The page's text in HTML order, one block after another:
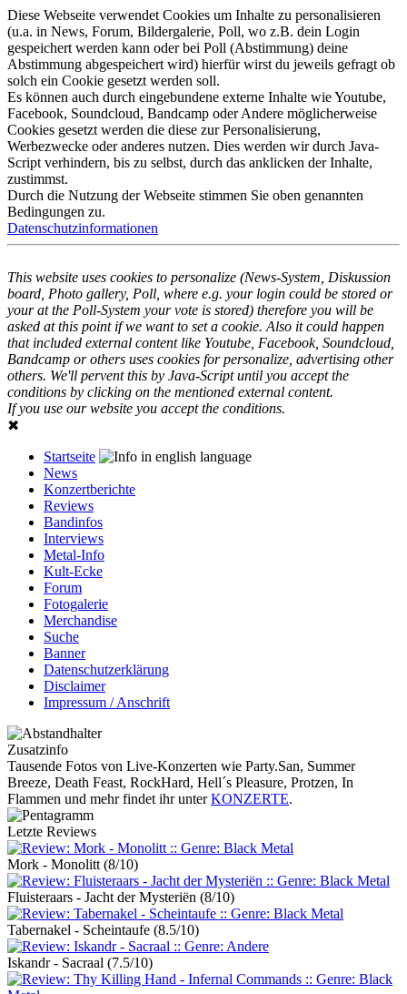
Diese Webseite verwendet Cookies um Inhalte zu personalisieren
(u.a. in News, Forum, Bildergalerie, Poll, wo z.B. dein Login
gespeichert werden kann oder bei Poll (Abstimmung) deine
Abstimmung abgespeichert wird) hierfür wirst du jeweils gefragt ob
solch ein Cookie gesetzt werden soll.
Es können auch durch eingebundene externe Inhalte wie Youtube,
Facebook, Soundcloud, Bandcamp oder Andere möglicherweise
Cookies gesetzt werden die diese zur Personalisierung,
Werbezwecke oder anderes nutzen. Dies werden wir durch Java-
Script verhindern, bis zu selbst, durch das anklicken der Inhalte,
zustimmst.
Durch die Nutzung der Webseite stimmen Sie oben genannten
Bedingungen zu.
Datenschutzinformationen
This website uses cookies to personalize (News-System, Diskussion
board, Photo gallery, Poll, where e.g. your login could be stored or
your at the Poll-System your vote is stored) therefore you will be
asked at this point if we want to set a cookie. Also it could happen
that included external content like Youtube, Facebook, Soundcloud,
Bandcamp or others uses cookies for personalize, advertising other
others. We'll pervent this by Java-Script until you accept the
conditions by clicking on the mentioned external content.
If you use our website you accept the conditions.
✖
Startseite
News
Konzertberichte
Reviews
Bandinfos
Interviews
Metal-Info
Kult-Ecke
Forum
Fotogalerie
Merchandise
Suche
Banner
Datenschutzerklärung
Disclaimer
Impressum / Anschrift
Zusatzinfo
Tausende Fotos von Live-Konzerten wie Party.San, Summer
Breeze, Death Feast, RockHard, Hell´s Pleasure, Protzen, In
Flammen und mehr findet ihr unterKONZERTE.
Letzte Reviews
Mork - Monolitt (8/10)
Fluisteraars - Jacht der Mysteriën (8/10)
Tabernakel - Scheintaufe (8.5/10)
Iskandr - Sacraal (7.5/10)